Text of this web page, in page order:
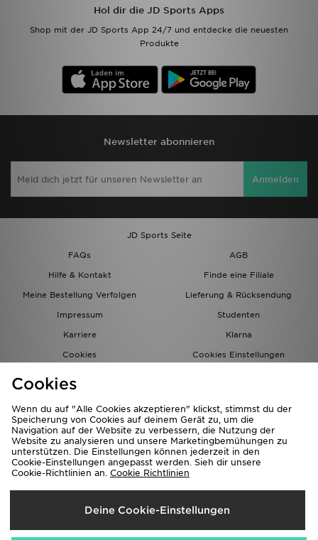
Hol dir die JD Sports Apps
Shop mit der JD Sports App 24/7 und entdecke die neuesten
Produkte
Newsletter abonnieren
Anmelden
JD Sports Seite
FAQs
AGB
Hilfe & Kontakt
Finde eine Filiale
Meine Bestellung Verfolgen
Lieferung & Rücksendung
Impressum
Studenten
Karriere
Klarna
Cookies
Cookies Einstellungen
Lieferung Nach
Deutschland
Cookies
Wenn du auf "Alle Cookies akzeptieren" klickst, stimmst du der
Speicherung von Cookies auf deinem Gerät zu, um die
Navigation auf der Website zu verbessern, die Nutzung der
Website zu analysieren und unsere Marketingbemühungen zu
unterstützen. Die Einstellungen können jederzeit in den
Cookie-Einstellungen angepasst werden. Sieh dir unsere
Cookie-Richtlinien an. Cookie Richtlinien
Deine Cookie-Einstellungen